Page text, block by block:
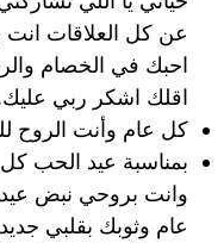
عن كل العلاقات انت
احبك في الخصام
اقلك اشكر ربي
كل عام وأنت الروح
بمناسبة عيد الحب
وانت بروحي نبض
عام وثوبك بقلبي